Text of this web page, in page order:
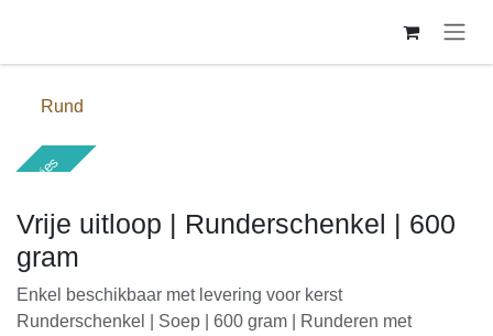
Rund
Diepvries
Vrije uitloop | Runderschenkel | 600
gram
Enkel beschikbaar met levering voor kerst
Runderschenkel | Soep | 600 gram | Runderen met